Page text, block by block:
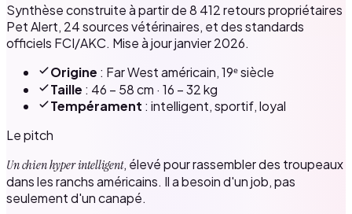
Synthèse construite à partir de 8 412 retours propriétaires
Pet Alert, 24 sources vétérinaires, et des standards
officiels FCI/AKC. Mise à jour janvier 2026.
Origine : Far West américain, 19ᵉ siècle
Taille : 46 – 58 cm · 16 – 32 kg
Tempérament : intelligent, sportif, loyal
Le pitch
Un chien hyper intelligent, élevé pour rassembler des troupeaux
dans les ranchs américains. Il a besoin d'un job, pas
seulement d'un canapé.